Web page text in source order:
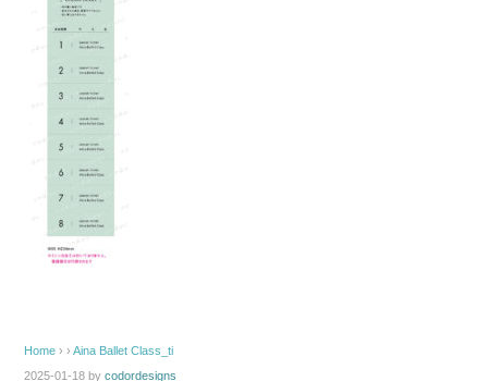
Home › ›Aina Ballet Class_ti
2025-01-18 bycodordesigns